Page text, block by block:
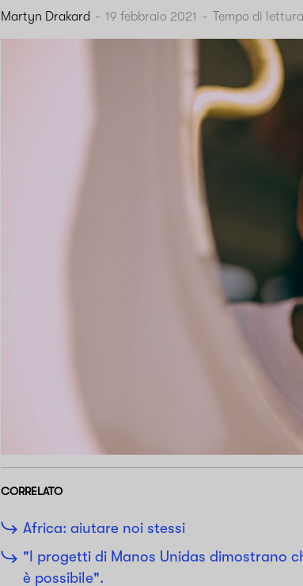
Martyn Drakard - 19 febbraio 2021 - Tempo di
CORRELATO
Africa: aiutare noi stessi
"I progetti di Manos Unidas dimostrano
è possibile".